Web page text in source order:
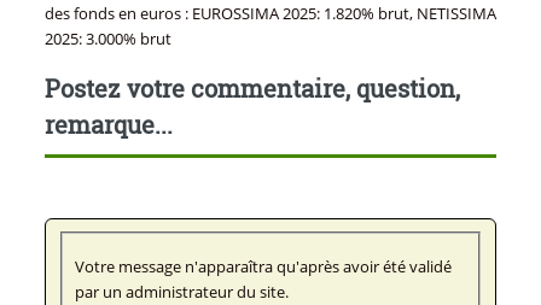
des fonds en euros : EUROSSIMA 2025: 1.820% brut, NETISSIMA
2025: 3.000% brut
Postez votre commentaire, question,
remarque...
Votre message n'apparaîtra qu'après avoir été validé
par un administrateur du site.